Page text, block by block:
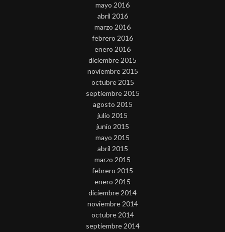
mayo 2016
abril 2016
marzo 2016
febrero 2016
enero 2016
diciembre 2015
noviembre 2015
octubre 2015
septiembre 2015
agosto 2015
julio 2015
junio 2015
mayo 2015
abril 2015
marzo 2015
febrero 2015
enero 2015
diciembre 2014
noviembre 2014
octubre 2014
septiembre 2014